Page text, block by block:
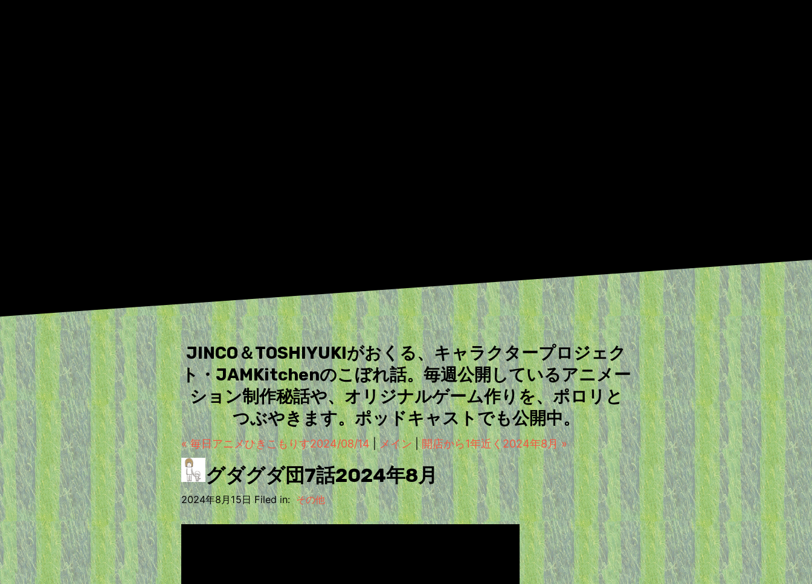
JINCO＆TOSHIYUKIがおくる、キャラクタープロジェク
ト・JAMKitchenのこぼれ話。毎週公開しているアニメー
ション制作秘話や、オリジナルゲーム作りを、ポロリと
つぶやきます。ポッドキャストでも公開中。
« 毎日アニメひきこもりす2024/08/14|メイン|開店から1年近く2024年8月 »
グダグダ団7話2024年8月
2024年8月15日 Filed in: その他